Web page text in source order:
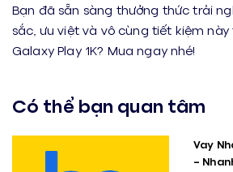
Bạn đã sẵn sàng thưởng thức trải
sắc, ưu việt và vô cùng tiết kiệm này
Galaxy Play 1K? Mua ngay nhé!
Có thể bạn quan tâm
Vay
–